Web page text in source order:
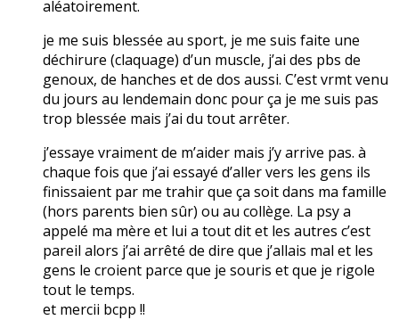
aléatoirement.
je me suis blessée au sport, je me suis faite une
déchirure (claquage) d’un muscle, j’ai des pbs de
genoux, de hanches et de dos aussi. C’est vrmt venu
du jours au lendemain donc pour ça je me suis pas
trop blessée mais j’ai du tout arrêter.
j’essaye vraiment de m’aider mais j’y arrive pas. à
chaque fois que j’ai essayé d’aller vers les gens ils
finissaient par me trahir que ça soit dans ma famille
(hors parents bien sûr) ou au collège. La psy a
appelé ma mère et lui a tout dit et les autres c’est
pareil alors j’ai arrêté de dire que j’allais mal et les
gens le croient parce que je souris et que je rigole
tout le temps.
et mercii bcpp !!